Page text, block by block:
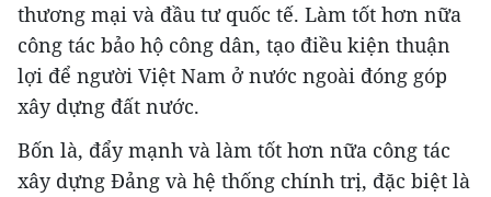
thương mại và đầu tư quốc tế. Làm tốt hơn nữa
công tác bảo hộ công dân, tạo điều kiện thuận
lợi để người Việt Nam ở nước ngoài đóng góp
xây dựng đất nước.
Bốn là, đẩy mạnh và làm tốt hơn nữa công tác
xây dựng Đảng và hệ thống chính trị, đặc biệt là